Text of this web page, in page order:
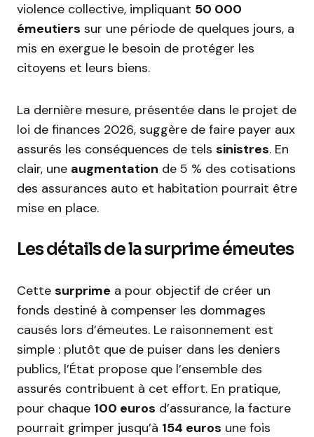
violence collective, impliquant 50 000
émeutiers sur une période de quelques jours, a
mis en exergue le besoin de protéger les
citoyens et leurs biens.
La dernière mesure, présentée dans le projet de
loi de finances 2026, suggère de faire payer aux
assurés les conséquences de tels sinistres. En
clair, une augmentation de 5 % des cotisations
des assurances auto et habitation pourrait être
mise en place.
Les détails de la surprime émeutes
Cette surprime a pour objectif de créer un
fonds destiné à compenser les dommages
causés lors d’émeutes. Le raisonnement est
simple : plutôt que de puiser dans les deniers
publics, l’État propose que l’ensemble des
assurés contribuent à cet effort. En pratique,
pour chaque 100 euros d’assurance, la facture
pourrait grimper jusqu’à 154 euros une fois